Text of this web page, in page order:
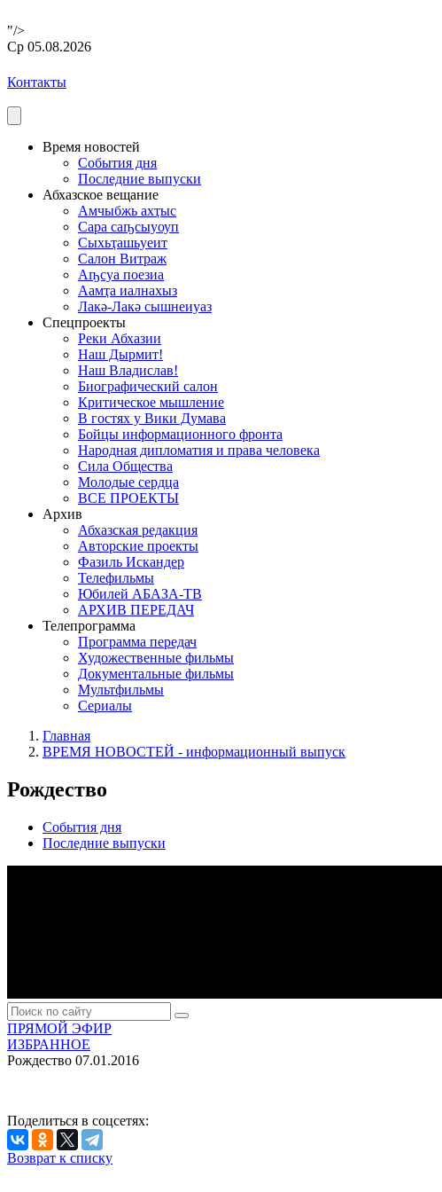
"/>
Ср 05.08.2026
Контакты
Время новостей
События дня
Последние выпуски
Абхазское вещание
Амчыбжь ахҭыс
Сара саҧсыуоуп
Сыхьҭашьуеит
Салон Витраж
Аҧсуа поезиа
Аамҭа иалнахыз
Лакә-Лакә сышнеиуаз
Спецпроекты
Реки Абхазии
Наш Дырмит!
Наш Владислав!
Биографический салон
Критическое мышление
В гостях у Вики Думава
Бойцы информационного фронта
Народная дипломатия и права человека
Сила Общества
Молодые сердца
ВСЕ ПРОЕКТЫ
Архив
Абхазская редакция
Авторские проекты
Фазиль Искандер
Телефильмы
Юбилей АБАЗА-ТВ
АРХИВ ПЕРЕДАЧ
Телепрограмма
Программа передач
Художественные фильмы
Документальные фильмы
Мультфильмы
Сериалы
Главная
ВРЕМЯ НОВОСТЕЙ - информационный выпуск
Рождество
События дня
Последние выпуски
ПРЯМОЙ ЭФИР
ИЗБРАННОЕ
Рождество 07.01.2016
Поделиться в соцсетях:
Возврат к списку